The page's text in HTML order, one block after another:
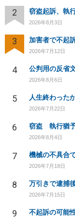
2 窃盗起訴、執
2026年8月3日
3 加害者で不起
2026年7月12日
4 公判用の反省
2026年8月6日
5 人生終わった
2026年7月22日
6 窃盗 執行猶
2026年8月4日
7 機械の不具合
2026年7月18日
8 万引きで逮捕
2026年7月15日
9 不起訴の可能